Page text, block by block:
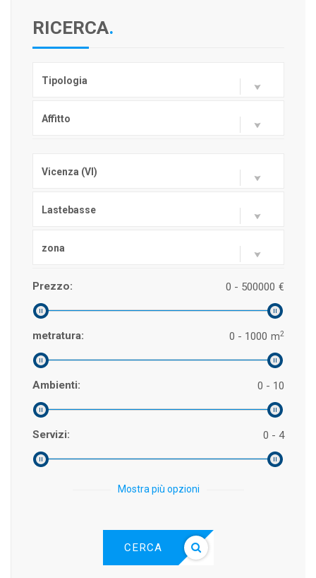
RICERCA.
Tipologia
Affitto
Vicenza (VI)
Lastebasse
zona
Prezzo: €
0 - 500000
metratura: m2
0 - 1000
Ambienti: 0 - 10
Servizi: 0 - 4
Mostra più opzioni
CERCA